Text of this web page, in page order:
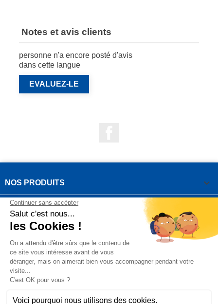
Notes et avis clients
personne n'a encore posté d'avis
dans cette langue
EVALUEZ-LE
NOS PRODUITS 
NOTRE SOCIÉTÉ
VOTRE COMPTE
INFORMATIONS DE LA BOUTIQUE
QUESTIONS FRÉQUEMMENT POSÉES